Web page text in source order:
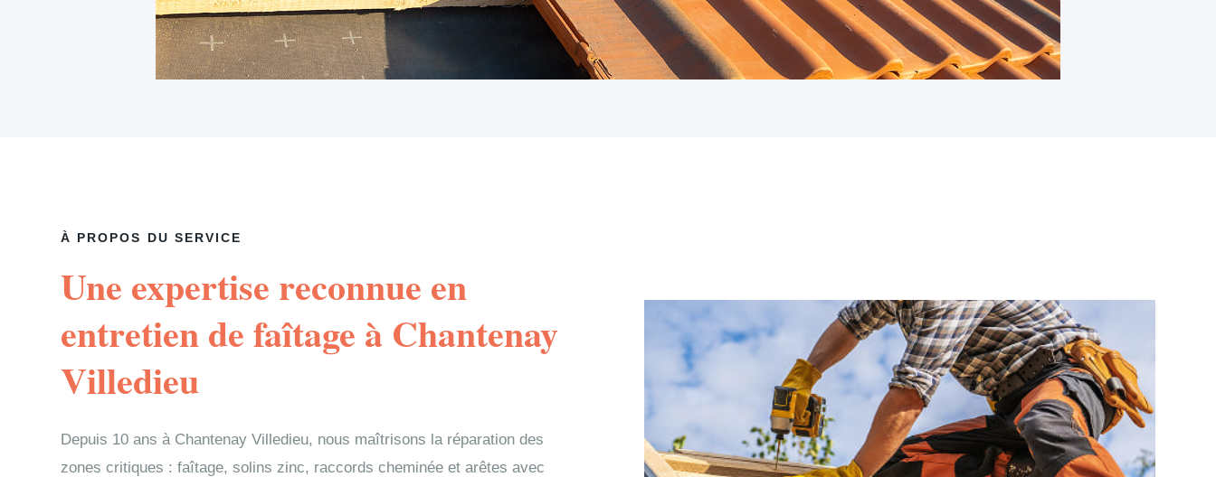
À PROPOS DU SERVICE
Une expertise reconnue en
entretien de faîtage à Chantenay
Villedieu
Depuis 10 ans à Chantenay Villedieu, nous maîtrisons la réparation des
zones critiques : faîtage, solins zinc, raccords cheminée et arêtes avec